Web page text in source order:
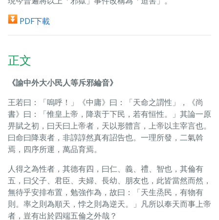
PDF下載
正文
《諭中外大小民人等斥邪綸音》
王若曰：「嗚呼！」《中庸》曰：「天命之謂性」，《尚
書》曰：「惟皇上帝，降衷于下民，若有恒性。」其論一原
畀賦之初，曰天曰上帝者，天以形體言，上帝以主宰言也。
曰命曰降衷者，非諄諄然真有詔告也。一理所發，二氣斡
焉，四序所運，萬品育焉。
人得之為性者，其德有四，曰仁、義、禮、智也，其倫有
五，曰父子、君臣、夫婦、長幼、朋友也，此皆當然而然，
無待乎安排布置，勉強作為，故曰：「天生烝民，有物有
則。率之則為順天，悖之則為逆天。」凡所以奉天而事上帝
者，豈有出於四端五倫之外哉？